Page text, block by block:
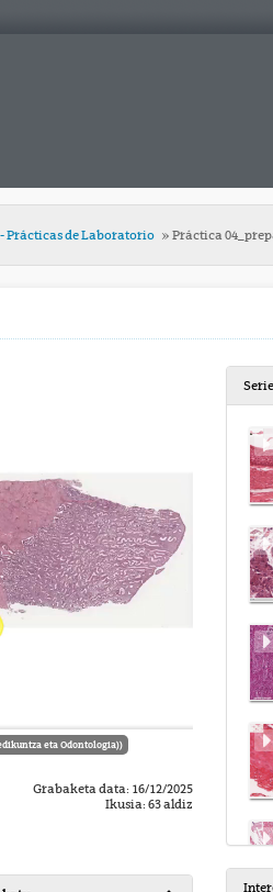
Prácticas de Laboratorio Práctica
eta Odontologia))
Grabaketa data: 16/12/2025
Ikusia: 63 aldiz